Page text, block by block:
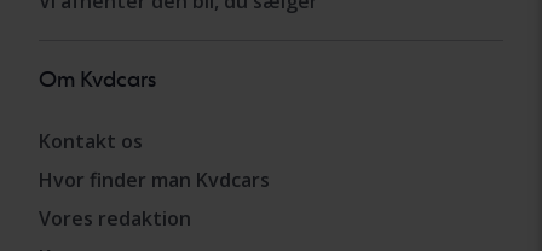
Om Kvdcars
Kontakt os
Hvor finder man Kvdcars
Vores redaktion